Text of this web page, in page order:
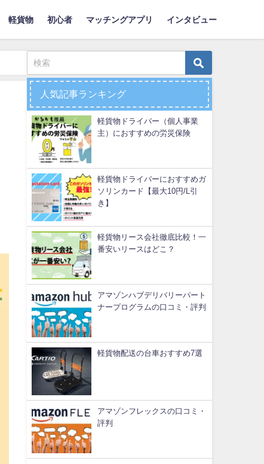
軽貨物 初心者 マッチングアプリ インタビュー
人気記事ランキング
軽貨物ドライバー（個人事業
主）におすすめの労災保険
軽貨物ドライバーにおすすめガ
ソリンカード【最大10円/L引
き】
軽貨物リース会社徹底比較！一
番安いリースはどこ？
アマゾンハブデリバリーパート
ナープログラムの口コミ・評判
軽貨物配送の台車おすすめ7選
アマゾンフレックスの口コミ・
評判